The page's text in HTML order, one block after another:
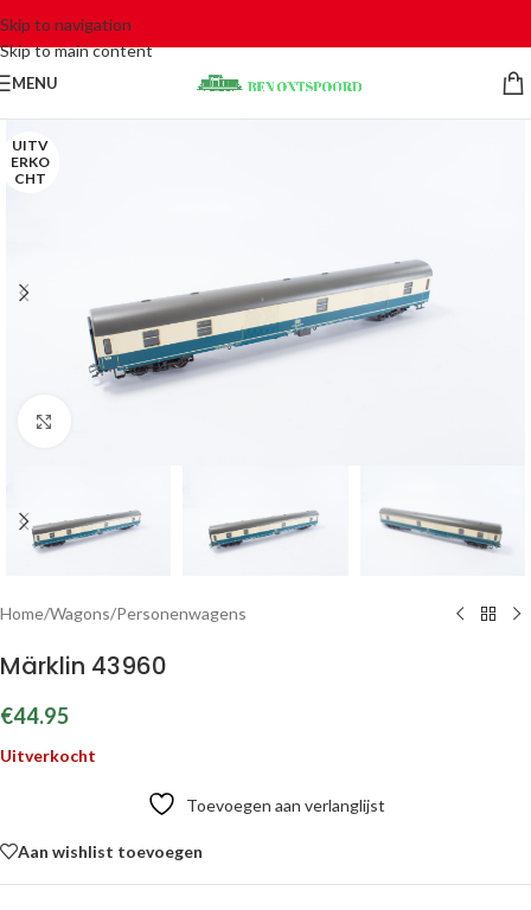
Skip to navigation
Skip to main content
MENU
UITV
ERKO
CHT
Home/Wagons/Personenwagens
Märklin 43960
€44.95
Uitverkocht
Toevoegen aan verlanglijst
Aan wishlist toevoegen